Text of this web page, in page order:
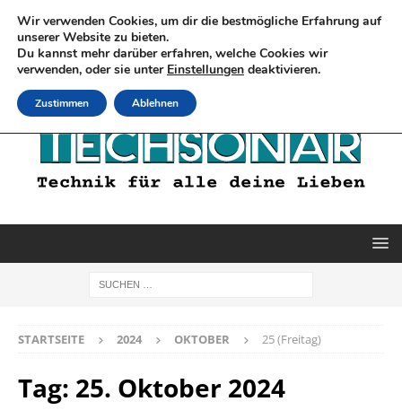
STARTSEITE 2024 OKTOBER 25 (Freitag)
Tag: 25. Oktober 2024
Wir verwenden Cookies, um dir die bestmögliche Erfahrung auf
unserer Website zu bieten.
Du kannst mehr darüber erfahren, welche Cookies wir
verwenden, oder sie unter Einstellungen deaktivieren.
Zustimmen Ablehnen